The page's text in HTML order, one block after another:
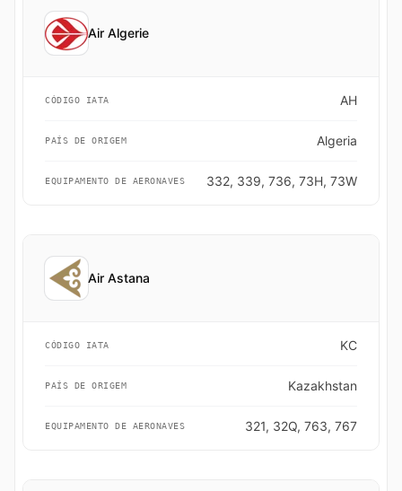
Air Algerie
CÓDIGO IATA AH
PAÍS DE ORIGEM Algeria
EQUIPAMENTO DE AERONAVES 332, 339, 736, 73H, 73W
Air Astana
CÓDIGO IATA KC
PAÍS DE ORIGEM Kazakhstan
EQUIPAMENTO DE AERONAVES 321, 32Q, 763, 767